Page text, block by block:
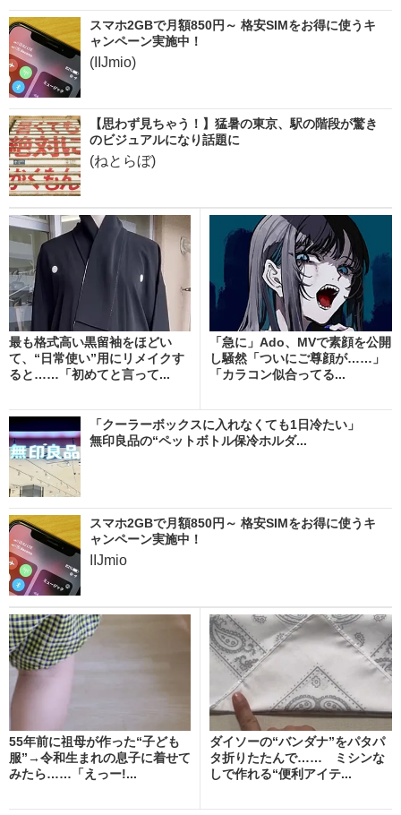
スマホ2GBで月額850円～ 格安SIMをお得に使うキ
ャンペーン実施中！
(IIJmio)
【思わず見ちゃう！】猛暑の東京、駅の階段が驚き
のビジュアルになり話題に
(ねとらぼ)
最も格式高い黒留袖をほどい
て、“日常使い”用にリメイクす
ると……「初めてと言って...
「急に」Ado、MVで素顔を公開
し騒然「ついにご尊顔が……」
「カラコン似合ってる...
「クーラーボックスに入れなくても1日冷たい」
無印良品の“ペットボトル保冷ホルダ...
スマホ2GBで月額850円～ 格安SIMをお得に使うキ
ャンペーン実施中！
IIJmio
55年前に祖母が作った“子ども
服”→令和生まれの息子に着せて
みたら……「えっー!...
ダイソーの“バンダナ”をパタパ
タ折りたたんで…… ミシンな
しで作れる“便利アイテ...